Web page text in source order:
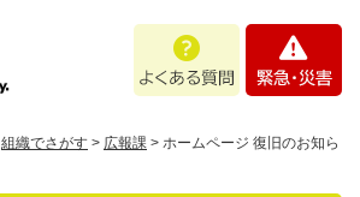
あ
問
・
組織でさがす > 広報課 > ホームページ 復旧のお知ら